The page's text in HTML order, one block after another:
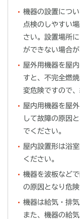
機器の設置につい
点検のしやすい
さい。設置場所
ができない場合が
屋外用機器を屋
すと、不完全燃
変危険ですので
屋内用機器を屋
して故障の原因
でください。
屋内設置形は浴
ください。
機器を波板など
の原因となり危険
機器は給気・排
また、機器の給